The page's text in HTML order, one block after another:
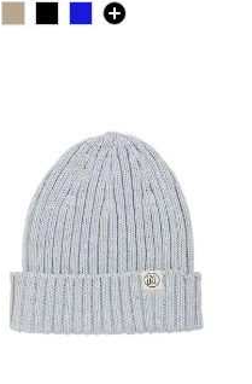
Colour
Cypress
BlackDark Navy